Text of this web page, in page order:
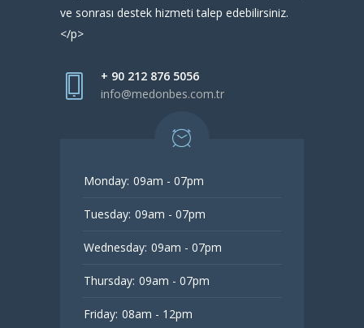
ve sonrası destek hizmeti talep edebilirsiniz.
</p>
+ 90 212 876 5056
info@medonbes.com.tr
Monday: 09am - 07pm
Tuesday: 09am - 07pm
Wednesday: 09am - 07pm
Thursday: 09am - 07pm
Friday: 08am - 12pm